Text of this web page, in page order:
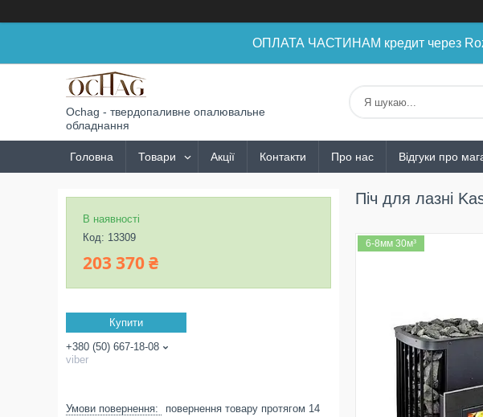
ОПЛАТА ЧАСТИНАМ кредит через
Ochag - твердопаливне опалювальне
обладнання
Головна Товари Акції Контакти Про нас Відгуки про
Піч для лазні
6-8мм 30м³
В наявності
Код: 13309
203 370 ₴
Купити
+380 (50) 667-18-08
viber
повернення товару протягом 14